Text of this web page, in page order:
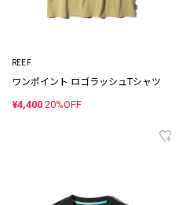
REEF
ワンポイント ロゴラッシュTシャツ
¥4,400 20%OFF